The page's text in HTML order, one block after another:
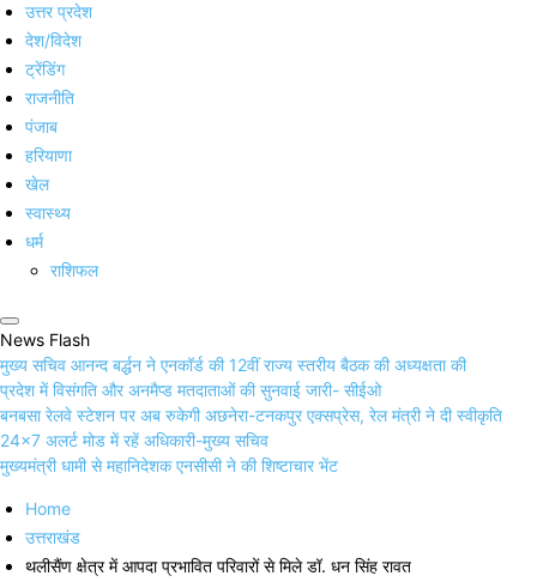
उत्तर प्रदेश
देश/विदेश
ट्रेंडिंग
राजनीति
पंजाब
हरियाणा
खेल
स्वास्थ्य
धर्म
राशिफल
News Flash
मुख्य सचिव आनन्द बर्द्धन ने एनकॉर्ड की 12वीं राज्य स्तरीय बैठक की अध्यक्षता की
प्रदेश में विसंगति और अनमैप्ड मतदाताओं की सुनवाई जारी- सीईओ
बनबसा रेलवे स्टेशन पर अब रुकेगी अछनेरा-टनकपुर एक्सप्रेस, रेल मंत्री ने दी स्वीकृति
24×7 अलर्ट मोड में रहें अधिकारी-मुख्य सचिव
मुख्यमंत्री धामी से महानिदेशक एनसीसी ने की शिष्टाचार भेंट
Home
उत्तराखंड
थलीसैंण क्षेत्र में आपदा प्रभावित परिवारों से मिले डॉ. धन सिंह रावत